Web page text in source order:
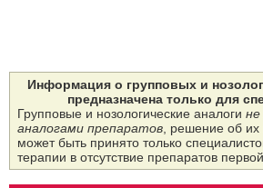
Информация о групповых и
предназначена только для
Групповые и нозологические аналоги
аналогами препаратов, решение об их
может быть принято только
терапии в отсутствие препаратов